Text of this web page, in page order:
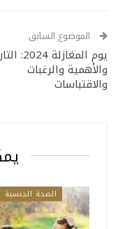
الموضوع السابق
يوم المغازلة
والأهمية والرغبات
والاقتباسات
الصحة الجنسية